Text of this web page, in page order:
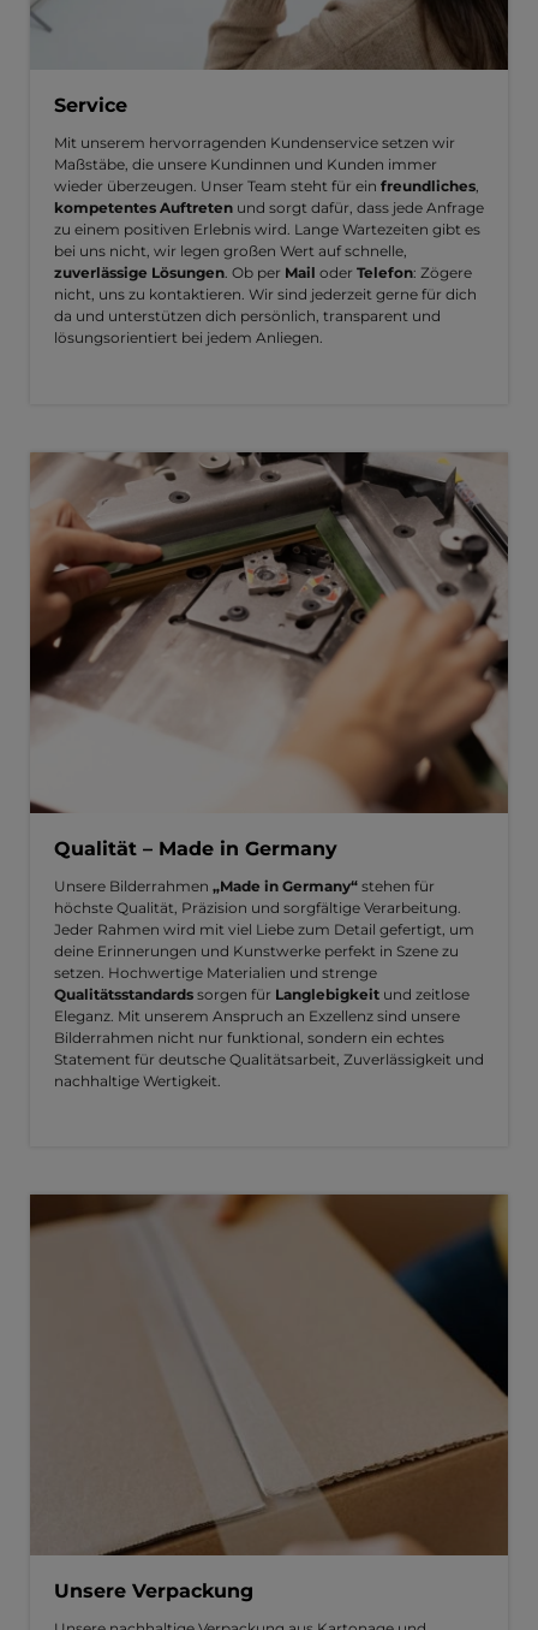
Service
Mit unserem hervorragenden Kundenservice setzen wir
Maßstäbe, die unsere Kundinnen und Kunden immer
wieder überzeugen. Unser Team steht für ein freundliches,
kompetentes Auftreten und sorgt dafür, dass jede Anfrage
zu einem positiven Erlebnis wird. Lange Wartezeiten gibt es
bei uns nicht, wir legen großen Wert auf schnelle,
zuverlässige Lösungen. Ob per Mail oder Telefon: Zögere
nicht, uns zu kontaktieren. Wir sind jederzeit gerne für dich
da und unterstützen dich persönlich, transparent und
lösungsorientiert bei jedem Anliegen.
Qualität – Made in Germany
Unsere Bilderrahmen „Made in Germany“ stehen für
höchste Qualität, Präzision und sorgfältige Verarbeitung.
Jeder Rahmen wird mit viel Liebe zum Detail gefertigt, um
deine Erinnerungen und Kunstwerke perfekt in Szene zu
setzen. Hochwertige Materialien und strenge
Qualitätsstandards sorgen für Langlebigkeit und zeitlose
Eleganz. Mit unserem Anspruch an Exzellenz sind unsere
Bilderrahmen nicht nur funktional, sondern ein echtes
Statement für deutsche Qualitätsarbeit, Zuverlässigkeit und
nachhaltige Wertigkeit.
Unsere Verpackung